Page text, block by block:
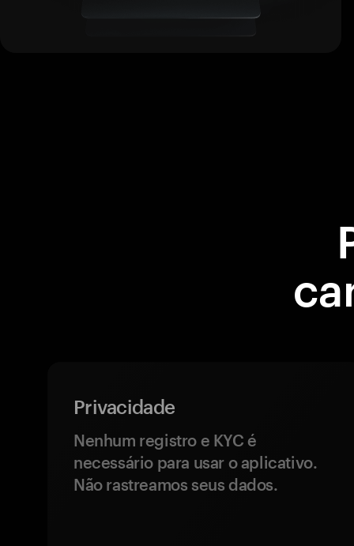
Privacidade
Nenhum registro e KYC é
necessário para usar o aplicativo.
Não rastreamos seus dados.